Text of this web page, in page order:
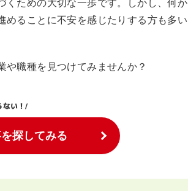
くための大切な一歩です。しかし、何か
めることに不安を感じたりする方も多い
職種を見つけてみませんか？
ない！/
探してみる